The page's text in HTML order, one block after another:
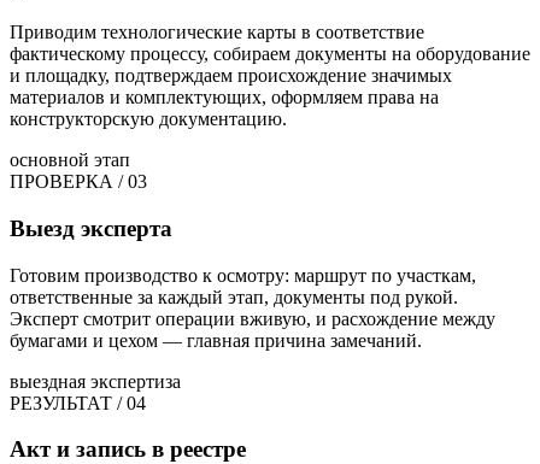
Приводим технологические карты в соответствие
фактическому процессу, собираем документы на оборудование
и площадку, подтверждаем происхождение значимых
материалов и комплектующих, оформляем права на
конструкторскую документацию.
основной этап
ПРОВЕРКА / 03
Выезд эксперта
Готовим производство к осмотру: маршрут по участкам,
ответственные за каждый этап, документы под рукой.
Эксперт смотрит операции вживую, и расхождение между
бумагами и цехом — главная причина замечаний.
выездная экспертиза
РЕЗУЛЬТАТ / 04
Акт и запись в реестре